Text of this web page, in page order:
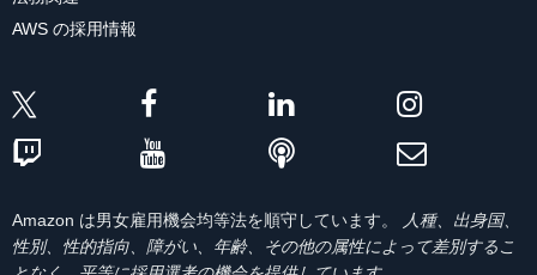
AWS の採用情報
Amazon は男女雇用機会均等法を順守しています。
人種、出身国、
性別、性的指向、障がい、年齢、その他の属性によって差別するこ